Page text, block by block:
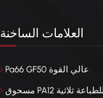
العلامات الساخنة
Pa66 GF50 عالي القوة
مسحوق PA12 للطباعة ثلاثية